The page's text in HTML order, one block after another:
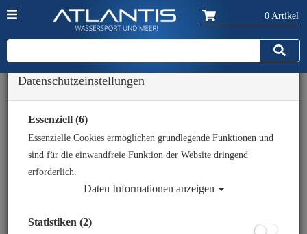
0 Artikel
Zurück
Datenschutzeinstellungen
Essenziell (6)
Essenzielle Cookies ermöglichen grundlegende Funktionen und
sind für die einwandfreie Funktion der Website dringend
erforderlich.
Daten Informationen anzeigen
Statistiken (2)